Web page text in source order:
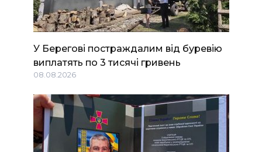
У Берегові постраждалим від буревію
виплатять по 3 тисячі гривень
08.08.2026